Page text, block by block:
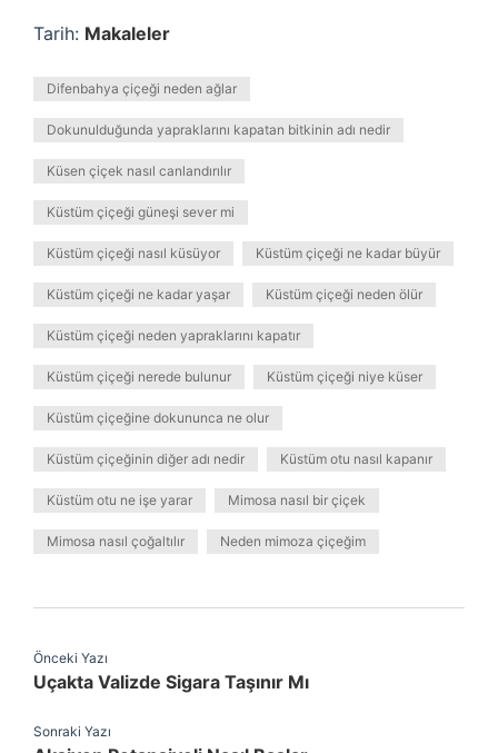
Tarih: Makaleler
Difenbahya çiçeği neden ağlar
Dokunulduğunda yapraklarını kapatan bitkinin adı nedir
Küsen çiçek nasıl canlandırılır
Küstüm çiçeği güneşi sever mi
Küstüm çiçeği nasıl küsüyor Küstüm çiçeği ne kadar büyür
Küstüm çiçeği ne kadar yaşar Küstüm çiçeği neden ölür
Küstüm çiçeği neden yapraklarını kapatır
Küstüm çiçeği nerede bulunur Küstüm çiçeği niye küser
Küstüm çiçeğine dokununca ne olur
Küstüm çiçeğinin diğer adı nedir Küstüm otu nasıl kapanır
Küstüm otu ne işe yarar Mimosa nasıl bir çiçek
Mimosa nasıl çoğaltılır Neden mimoza çiçeğim
Önceki Yazı
Uçakta Valizde Sigara Taşınır Mı
Sonraki Yazı